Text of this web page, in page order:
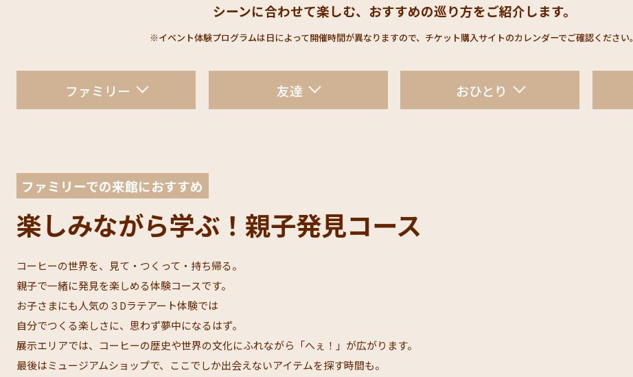
シーンに合わせて楽しむ、おすすめの巡り方をご紹介します。
※イベント体験プログラムは日によって開催時間が異なりますので、チケット購入サイトのカレンダーでご確認ください。​
ファミリー 友達 おひとり
ファミリーでの来館におすすめ
楽しみながら学ぶ！ 親子発見コース​
コーヒーの世界を、見て・つくって・持ち帰る。​
親子で一緒に発見を楽しめる体験コースです。​
お子さまにも人気の３Dラテアート体験では​
自分でつくる楽しさに、思わず夢中になるはず。​
展示エリアでは、コーヒーの歴史や世界の文化にふれながら「へぇ！」が広がります。​
最後はミュージアムショップで、ここでしか出会えないアイテムを探す時間も。​